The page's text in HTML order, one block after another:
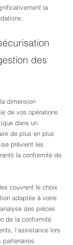
la
des
dimension
de vos opérations
dans un
de plus en plus
prévient les
la conformité de
couvrent le choix
adaptée à votre
des pièces
de la conformité
l’assistance lors
partenaires